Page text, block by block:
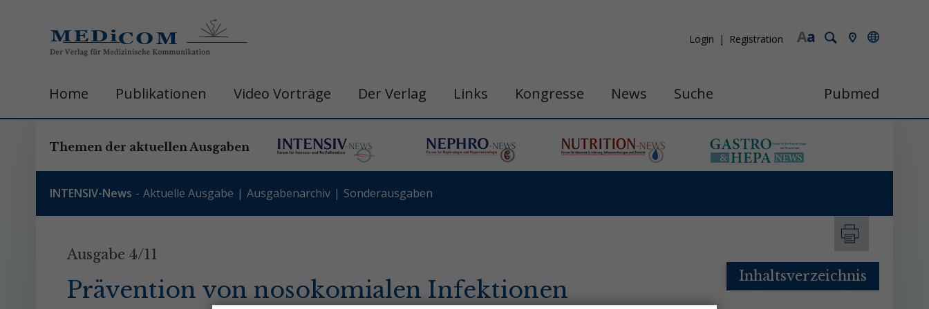
a
A
Login Registration
Home Publikationen Video Vorträge Der Verlag Links Kongresse News Suche Pubmed
Themen der aktuellen Ausgaben
INTENSIV-News Aktuelle Ausgabe Ausgabenarchiv Sonderausgaben
Ausgabe 4/11
Prävention von nosokomialen Infektionen Inhaltsverzeichnis